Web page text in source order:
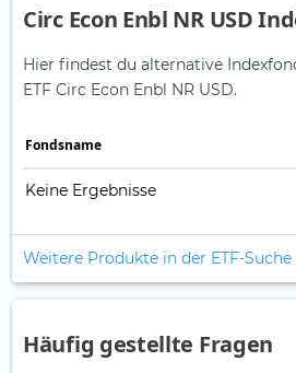
Circ Econ Enbl NR USD
Hier findest du alternative
ETF Circ Econ Enbl NR USD.
Fonds­name
Keine Ergebnisse
Weitere Produkte in der ETF-Suche
Häufig gestellte Fragen